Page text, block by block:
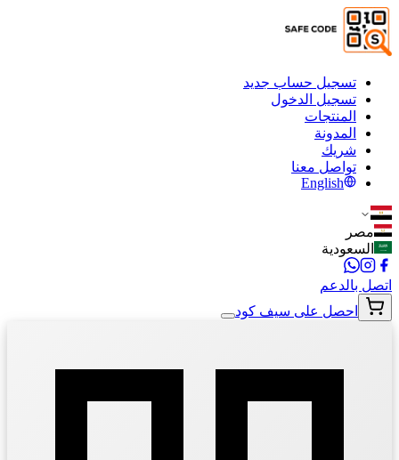
تسجيل حساب جديد
تسجيل الدخول
المنتجات
المدونة
شريك
تواصل معنا
English
مصر
السعودية
اتصل بالدعم
احصل على سيف كود